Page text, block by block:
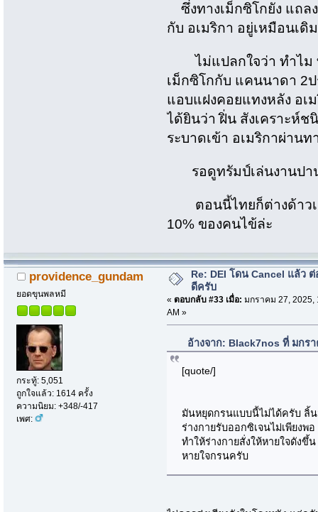
ซึ่งทางเม็กซิโกยัง แถล
กับ อเมริกา อยู่เหมือนเดิม
ไม่แปลกใจว่า ทำไม
เม็กซิโกกับ แคนนาดา 2ป
แอบแฝงคอยแทงหลัง อเ
ได้ยินว่า ฝิ่น สังเคราะห์ช
ระบาดเข้า อเมริกาผ่าน
รอดูทรัมป์เล่นงานปา
ตอนนี้ไทยก็ต่างด้าวเย
10% ของคนไข้ล่ะ
providence_gundam
ยอดขุนพลหมี
กระทู้: 5,051
ถูกใจแล้ว: 1614 ครั้ง
ความนิยม: +348/-417
เพศ:
Re: DEI โดน Cancel แล้ว ต่
ดีครับ
« ตอบกลับ #33 เมื่อ: มกราคม 27, 2025,
AM »
อ้างจาก: Black7nos ที่ มกร
[quote/]
มันหยุดกรนแบบนี้ไม่ได้ครับ ลิ้
ร่างกายรับออกซิเจนไม่เพียงพอ
ทำให้ร่างกายสั่งให้หายใจดังขึ้
หายใจกรนครับ